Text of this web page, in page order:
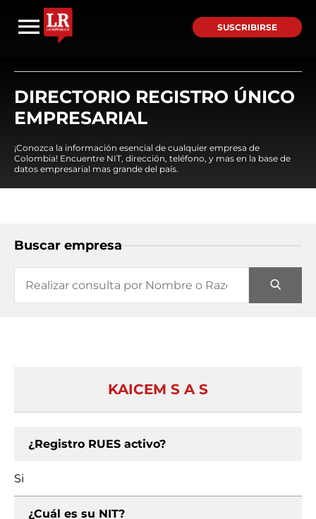
SUSCRIBIRSE
DIRECTORIO REGISTRO ÚNICO
EMPRESARIAL
¡Conozca la información esencial de cualquier empresa de
Colombia! Encuentre NIT, dirección, teléfono, y mas en la base de
datos empresarial mas grande del país.
Buscar empresa
KAICEM S A S
¿Registro RUES activo?
Si
¿Cuál es su NIT?